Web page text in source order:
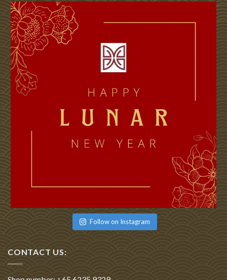
Follow on Instagram
CONTACT US: